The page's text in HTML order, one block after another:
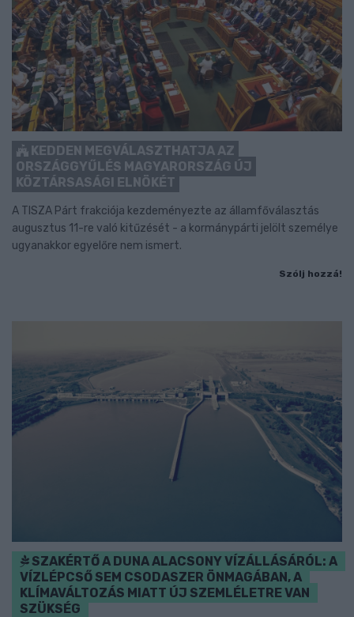
KEDDEN MEGVÁLASZTHATJA AZ
ORSZÁGGYŰLÉS MAGYARORSZÁG ÚJ
KÖZTÁRSASÁGI ELNÖKÉT
A TISZA Párt frakciója kezdeményezte az államfőválasztás
augusztus 11-re való kitűzését - a kormánypárti jelölt személye
ugyanakkor egyelőre nem ismert.
Szólj hozzá!
SZAKÉRTŐ A DUNA ALACSONY VÍZÁLLÁSÁRÓL: A
VÍZLÉPCSŐ SEM CSODASZER ÖNMAGÁBAN, A
KLÍMAVÁLTOZÁS MIATT ÚJ SZEMLÉLETRE VAN
SZÜKSÉG